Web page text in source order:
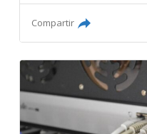
Compartir